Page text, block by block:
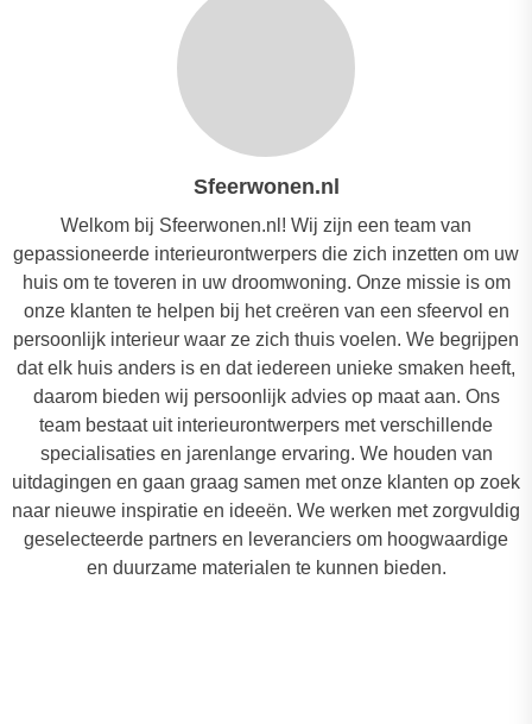
Sfeerwonen.nl
Welkom bij Sfeerwonen.nl! Wij zijn een team van
gepassioneerde interieurontwerpers die zich inzetten om uw
huis om te toveren in uw droomwoning. Onze missie is om
onze klanten te helpen bij het creëren van een sfeervol en
persoonlijk interieur waar ze zich thuis voelen. We begrijpen
dat elk huis anders is en dat iedereen unieke smaken heeft,
daarom bieden wij persoonlijk advies op maat aan. Ons
team bestaat uit interieurontwerpers met verschillende
specialisaties en jarenlange ervaring. We houden van
uitdagingen en gaan graag samen met onze klanten op zoek
naar nieuwe inspiratie en ideeën. We werken met zorgvuldig
geselecteerde partners en leveranciers om hoogwaardige
en duurzame materialen te kunnen bieden.